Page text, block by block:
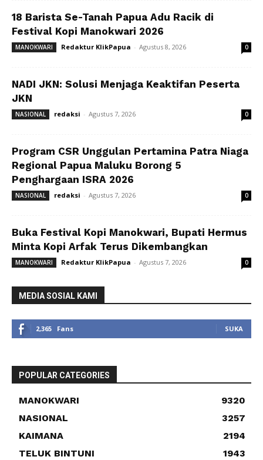
18 Barista Se-Tanah Papua Adu Racik di
Festival Kopi Manokwari 2026
MANOKWARI Redaktur KlikPapua - Agustus 8, 2026 0
NADI JKN: Solusi Menjaga Keaktifan Peserta
JKN
NASIONAL redaksi - Agustus 7, 2026 0
Program CSR Unggulan Pertamina Patra Niaga
Regional Papua Maluku Borong 5
Penghargaan ISRA 2026
NASIONAL redaksi - Agustus 7, 2026 0
Buka Festival Kopi Manokwari, Bupati Hermus
Minta Kopi Arfak Terus Dikembangkan
MANOKWARI Redaktur KlikPapua - Agustus 7, 2026 0
MEDIA SOSIAL KAMI
2,365 Fans SUKA
POPULAR CATEGORIES
MANOKWARI
9320
NASIONAL
3257
KAIMANA
2194
TELUK BINTUNI
1943